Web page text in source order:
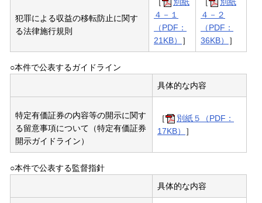
犯罪による収益の移転防止に関す
る法律施行規則
４－１
（PDF：
21KB）
］
４－２
（PDF：
36KB）
］
○本件で公表するガイドライン
具体的な内容
特定有価証券の内容等の開示に関す
る留意事項について（特定有価証券
開示ガイドライン）
［
別紙５（PDF：
17KB）
］
○本件で公表する監督指針
具体的な内容